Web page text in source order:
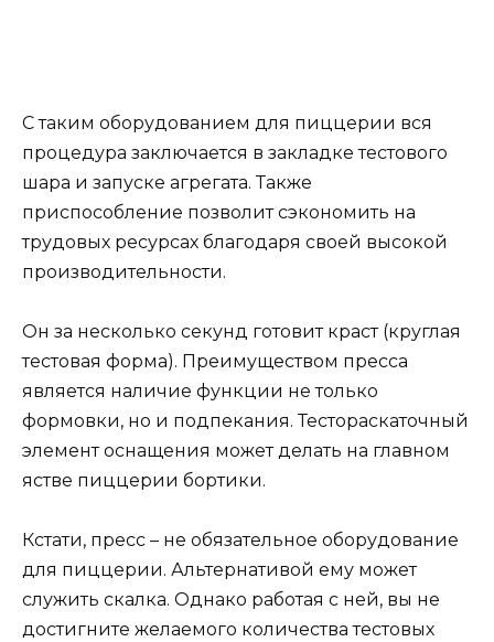
С таким оборудованием для пиццерии вся
процедура заключается в закладке тестового
шара и запуске агрегата. Также
приспособление позволит сэкономить на
трудовых ресурсах благодаря своей высокой
производительности.
Он за несколько секунд готовит краст (круглая
тестовая форма). Преимуществом пресса
является наличие функции не только
формовки, но и подпекания. Тестораскаточный
элемент оснащения может делать на главном
ястве пиццерии бортики.
Кстати, пресс – не обязательное оборудование
для пиццерии. Альтернативой ему может
служить скалка. Однако работая с ней, вы не
достигните желаемого количества тестовых